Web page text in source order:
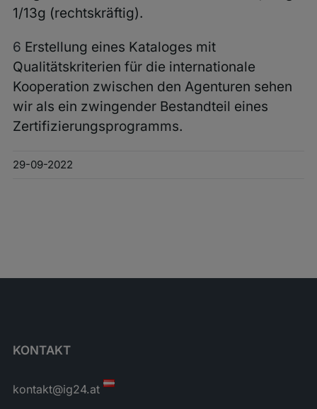
1/13g (rechtskräftig).
6 Erstellung eines Kataloges mit
Qualitätskriterien für die internationale
Kooperation zwischen den Agenturen sehen
wir als ein zwingender Bestandteil eines
Zertifizierungsprogramms.
29-09-2022
KONTAKT
kontakt@ig24.at